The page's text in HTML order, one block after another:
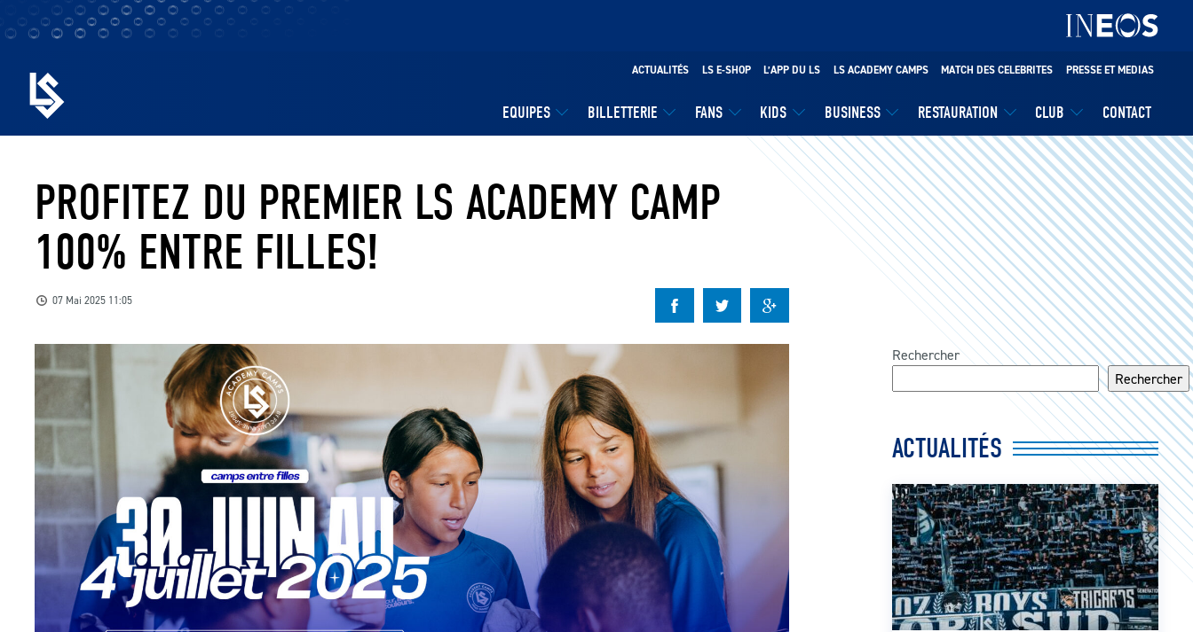
EQUIPES BILLETTERIE FANS KIDS BUSINESS RESTAURATION CLUB CONTACT
ACTUALITÉS LS E-SHOP L’APP DU LS LS ACADEMY CAMPS MATCH DES CELEBRITES PRESSE ET MEDIAS
PROFITEZ DU PREMIER LS ACADEMY CAMP
100% ENTRE FILLES!
07 Mai 2025 11:05
Rechercher
Rechercher
ACTUALITÉS